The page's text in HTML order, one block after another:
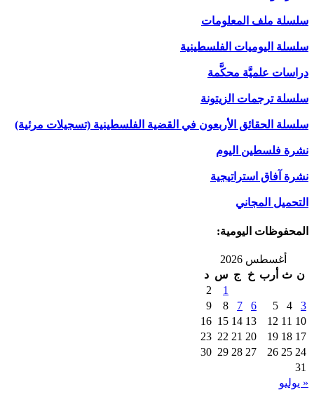
سلسلة ملف المعلومات
سلسلة اليوميات الفلسطينية
دراسات علميَّة محكَّمة
سلسلة ترجمات الزيتونة
سلسلة الحقائق الأربعون في القضية الفلسطينية (تسجيلات مرئية)
نشرة فلسطين اليوم
نشرة آفاق استراتيجية
التحميل المجاني
المحفوظات اليومية:
أغسطس 2026
ن ث أرب خ ج س د
1
2
3
4
5
6
7
8
9
10
11
12
13
14
15
16
17
18
19
20
21
22
23
24
25
26
27
28
29
30
31
« يوليو